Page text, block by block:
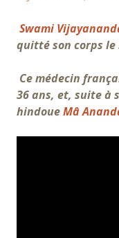
Swami
quitté son corps le
Ce médecin
36 ans, et, suite à
hindoueMâ